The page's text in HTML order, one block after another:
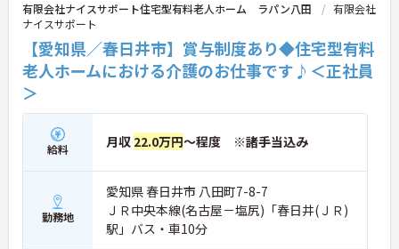
資格取得や成長を目指せる環境です♪
・資格取得支援制度あり
・研修制度あり
・教育体制が充実
→ 働きながらスキルアップを目指せますです♪
■ 安心して働ける支援体制♪
・コミュニケーションが取りやすい職場
・サポート体制あり
・教育面のフォローあり
→ 安心して業務をスタートしやすい環境です！
有限会社ナイスサポート住宅型有料老人ホーム ラパン八田
有限会社
ナイスサポート
【愛知県／春日井市】賞与制度あり◆住宅型有料
老人ホームにおける介護のお仕事です♪＜正社員
＞
給料 月収 22.0万円～程度 ※諸手当込み
勤務地
愛知県 春日井市 八田町7-8-7
ＪＲ中央本線(名古屋－塩尻)「春日井(ＪＲ)
駅」バス・車10分